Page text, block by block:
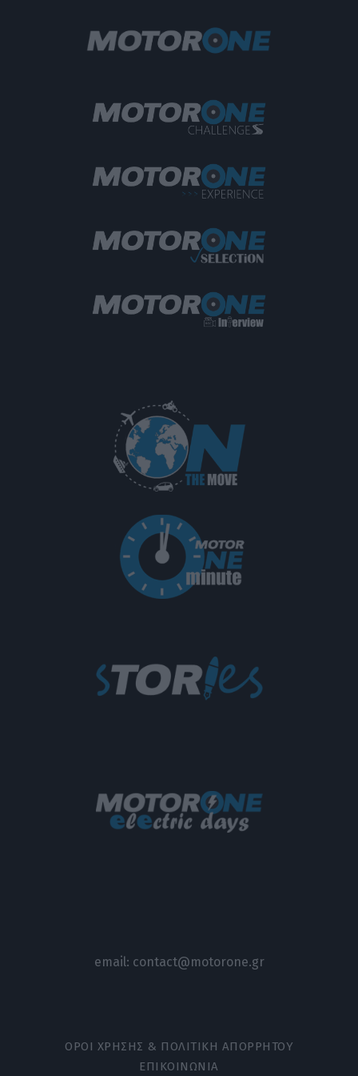
email: contact@motorone.gr
ΟΡΟΙ ΧΡΗΣΗΣ & ΠΟΛΙΤΙΚΗ ΑΠΟΡΡΗΤΟΥ
ΕΠΙΚΟΙΝΩΝΙΑ